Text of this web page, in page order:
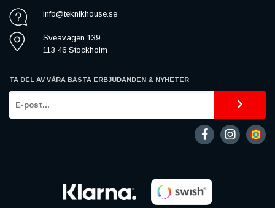
info@teknikhouse.se
Sveavägen 139
113 46 Stockholm
TA DEL AV VÅRA BÄSTA ERBJUDANDEN & NYHETER